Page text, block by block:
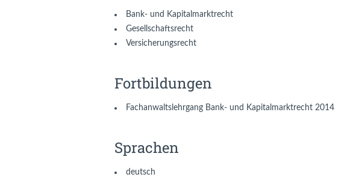
Bank- und Kapitalmarktrecht
Gesellschaftsrecht
Versicherungsrecht
Fortbildungen
Fachanwaltslehrgang Bank- und Kapitalmarktrecht 2014
Sprachen
deutsch